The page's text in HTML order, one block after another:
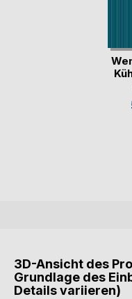
3D-Ansicht des
Grundlage des
Details variieren)